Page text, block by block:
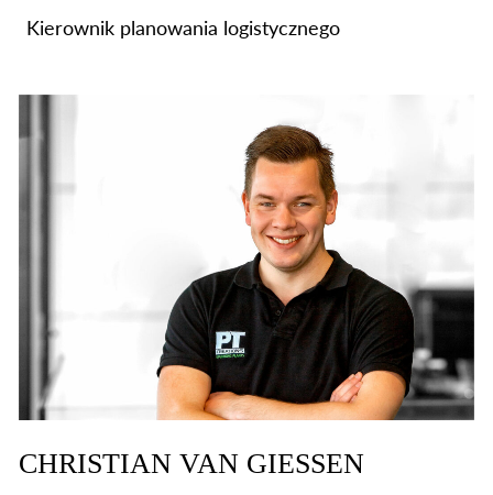
Kierownik planowania logistycznego
CHRISTIAN VAN GIESSEN